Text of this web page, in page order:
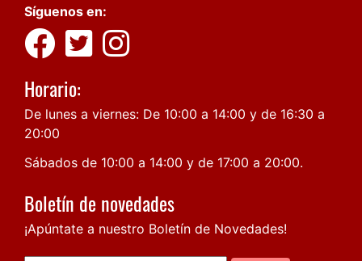
Síguenos en:
Horario:
De lunes a viernes: De 10:00 a 14:00 y de 16:30 a
20:00
Sábados de 10:00 a 14:00 y de 17:00 a 20:00.
Boletín de novedades
¡Apúntate a nuestro Boletín de Novedades!